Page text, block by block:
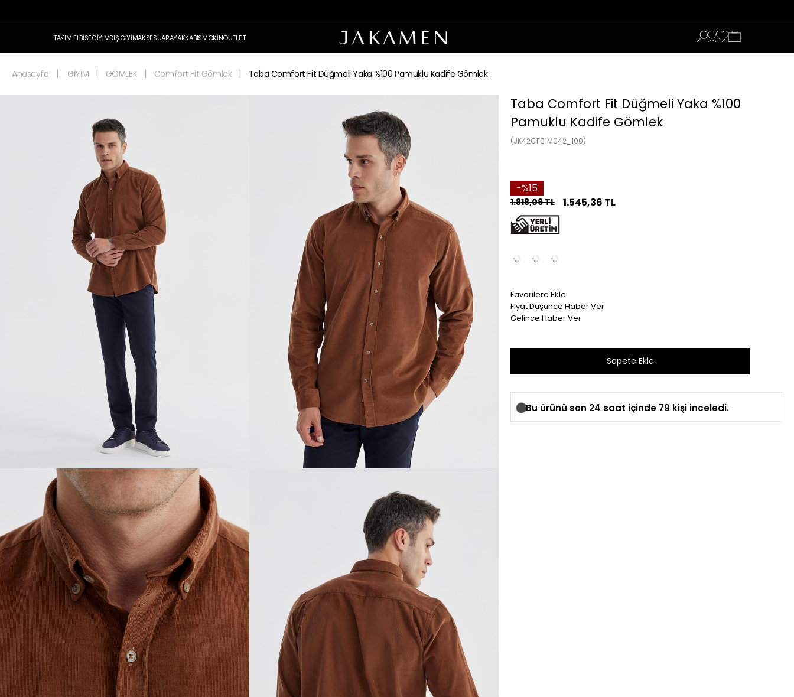
TAKIM ELBİSEGİYİMDIŞ GİYİMAKSESUARAYAKKABISMOKİNOUTLET
Anasayfa GİYİM GÖMLEK Comfort Fit Gömlek Taba Comfort Fit Düğmeli Yaka %100 Pamuklu Kadife Gömlek
Taba Comfort Fit Düğmeli Yaka %100
Pamuklu Kadife Gömlek
(JK42CF01M042_100)
15
1.818,09 TL 1.545,36 TL
Favorilere Ekle
Fiyat Düşünce Haber Ver
Gelince Haber Ver